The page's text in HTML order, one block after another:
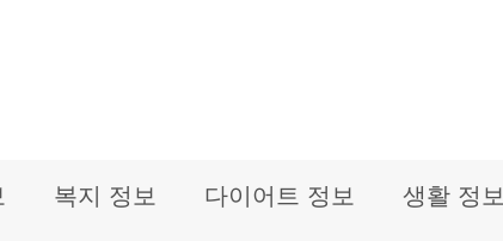
복지 정보 다이어트 정보 생활 정